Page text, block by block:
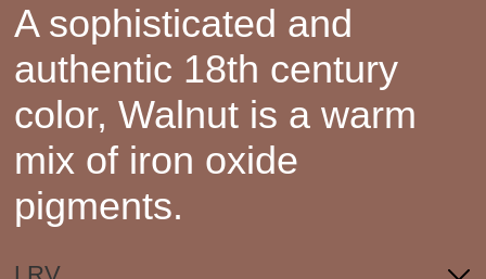
A sophisticated and
authentic 18th century
color, Walnut is a warm
mix of iron oxide
pigments.